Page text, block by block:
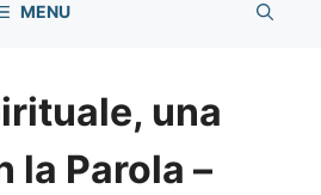
MENU
una
la Parola –